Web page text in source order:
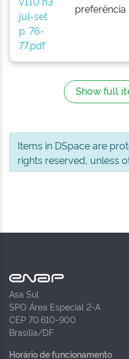
jul-set
p. 76-
77.pdf
preferência
Show full
Items in DSpace are
rights reserved, unless
Asa Sul
SPO Área Especial 2-A
CEP 70.610-900
Brasília/DF
Horário de funcionamento